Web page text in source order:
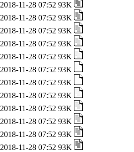
2018-11-28 07:52 93K
2018-11-28 07:52 93K
2018-11-28 07:52 93K
2018-11-28 07:52 93K
2018-11-28 07:52 93K
2018-11-28 07:52 93K
2018-11-28 07:52 93K
2018-11-28 07:52 93K
2018-11-28 07:52 93K
2018-11-28 07:52 93K
2018-11-28 07:52 93K
2018-11-28 07:52 93K